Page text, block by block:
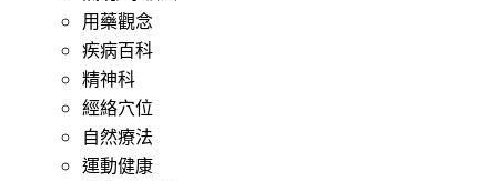
用藥觀念
疾病百科
精神科
經絡穴位
自然療法
運動健康